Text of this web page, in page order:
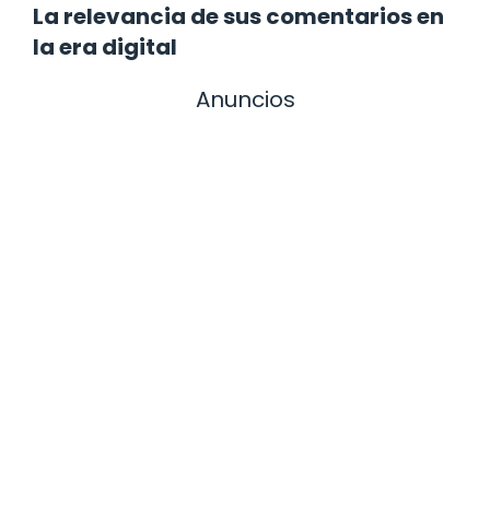
La relevancia de sus comentarios en
la era digital
Anuncios